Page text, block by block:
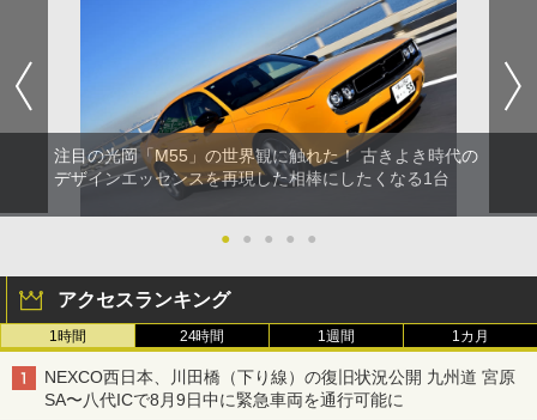
注目の光岡「M55」の世界観に触れた！ 古きよき時代の
デザインエッセンスを再現した相棒にしたくなる1台
● ● ● ● ●
アクセスランキング
1時間 24時間 1週間 1カ月
NEXCO西日本、川田橋（下り線）の復旧状況公開 九州道 宮原
SA〜八代ICで8月9日中に緊急車両を通行可能に